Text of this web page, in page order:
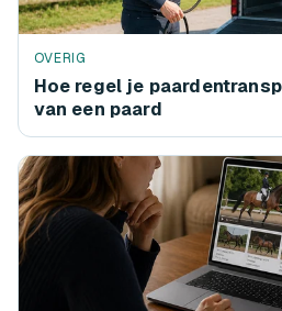
OVERIG
Hoe regel je
van een paard